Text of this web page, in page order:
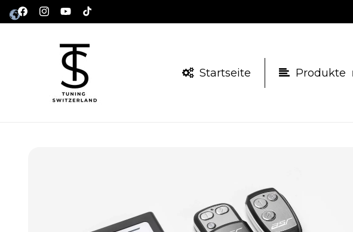
zum
Inhalt
FacebookInstagram
YouTubeTikTok
Startseite Produkte